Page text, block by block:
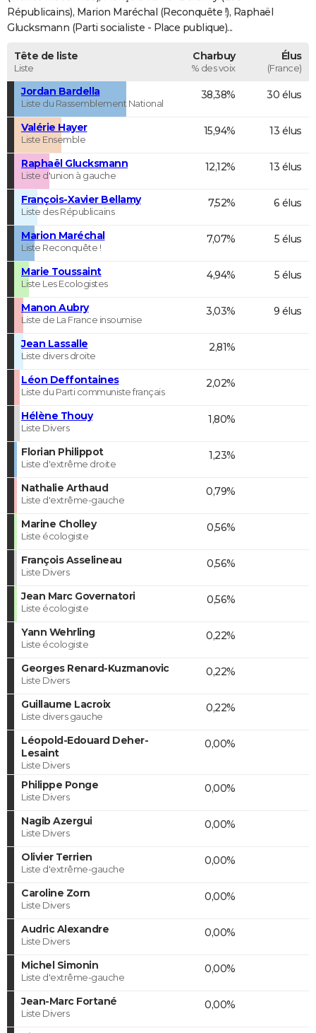
FORUM
Républicains), Marion Maréchal (Reconquête !), Raphaël
Glucksmann (Parti socialiste - Place publique)...
Tête de liste
Liste
Charbuy
% des voix
Élus
(France)
Jordan Bardella
Liste du Rassemblement National
38,38% 30 élus
Valérie Hayer
Liste Ensemble
15,94% 13 élus
Raphaël Glucksmann
Liste d'union à gauche
12,12% 13 élus
François-Xavier Bellamy
Liste des Républicains
7,52% 6 élus
Marion Maréchal
Liste Reconquête !
7,07% 5 élus
Marie Toussaint
Liste Les Ecologistes
4,94% 5 élus
Manon Aubry
Liste de La France insoumise
3,03% 9 élus
Jean Lassalle
Liste divers droite
2,81%
Léon Deffontaines
Liste du Parti communiste français
2,02%
Hélène Thouy
Liste Divers
1,80%
Florian Philippot
Liste d'extrême droite
1,23%
Nathalie Arthaud
Liste d'extrême-gauche
0,79%
Marine Cholley
Liste écologiste
0,56%
François Asselineau
Liste Divers
0,56%
Jean Marc Governatori
Liste écologiste
0,56%
Yann Wehrling
Liste écologiste
0,22%
Georges Renard-Kuzmanovic
Liste Divers
0,22%
Guillaume Lacroix
Liste divers gauche
0,22%
Léopold-Edouard Deher-
Lesaint
Liste Divers
0,00%
Philippe Ponge
Liste Divers
0,00%
Nagib Azergui
Liste Divers
0,00%
Olivier Terrien
Liste d'extrême-gauche
0,00%
Caroline Zorn
Liste Divers
0,00%
Audric Alexandre
Liste Divers
0,00%
Michel Simonin
Liste d'extrême-gauche
0,00%
Jean-Marc Fortané
Liste Divers
0,00%